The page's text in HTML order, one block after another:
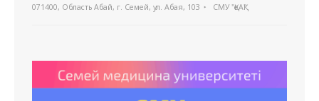
071400, Область Абай, г. Семей, ул. Абая, 103 СМУ "ҚеАҚ"